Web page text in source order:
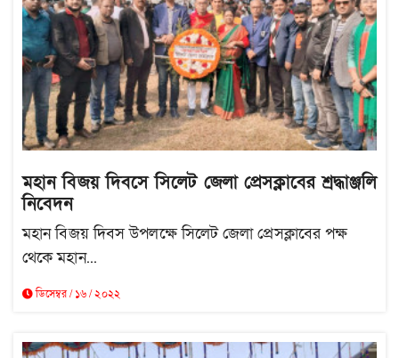
মহান বিজয় দিবসে সিলেট জেলা প্রেসক্লাবের শ্রদ্ধাঞ্জলি
নিবেদন
মহান বিজয় দিবস উপলক্ষে সিলেট জেলা প্রেসক্লাবের পক্ষ
থেকে মহান...
ডিসেম্বর / ১৬ / ২০২২